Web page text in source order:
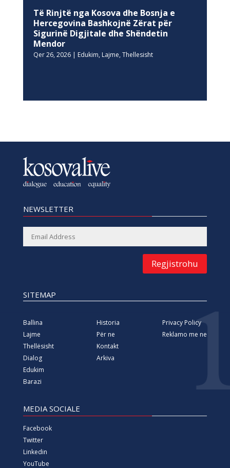
Të Rinjtë nga Kosova dhe Bosnja e
Hercegovina Bashkojnë Zërat për
Sigurinë Digjitale dhe Shëndetin
Mendor
Qer 26, 2026| Edukim, Lajme, Thellesisht
NEWSLETTER
Regjistrohu
SITEMAP
Ballina
Lajme
Thellësisht
Dialog
Edukim
Barazi
Historia
Për ne
Kontakt
Arkiva
Privacy Policy
Reklamo me ne
MEDIA SOCIALE
Facebook
Twitter
Linkedin
YouTube